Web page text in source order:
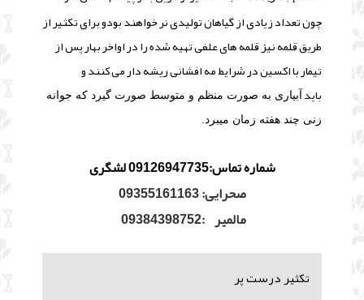
چون تعداد زیادی از گیاهان تولیدی نر خواهند بودو برای تکثیر از
طریق قلمه نیز قلمه های علفی تهیه شده را در اواخر بهار پس از
تیمار با اکسین در شرایط مه افشانی ریشه دار می کنند و
باید آبیاری به صورت منظم و متوسط صورت گیرد که جوانه
زنی چند هفته زمان میبرد.
شماره تماس:09126947735 لشگری
صحرایی: 09355161163
مالمیر :09384398752
تکثیر درست پر